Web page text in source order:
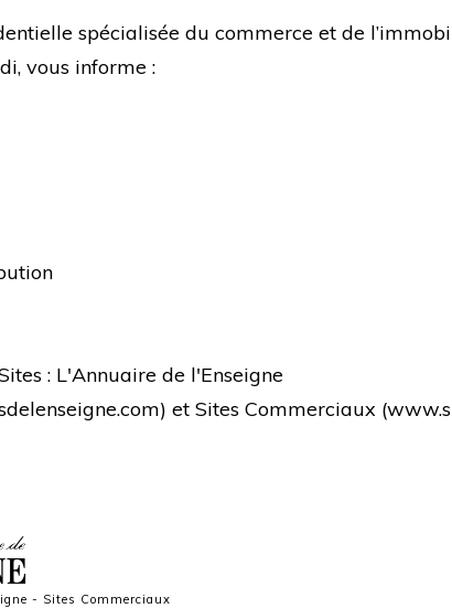
spécialisée du commerce et de
vous informe :
: L'Annuaire de l'Enseigne
) et Sites Commerciaux (
- Sites Commerciaux